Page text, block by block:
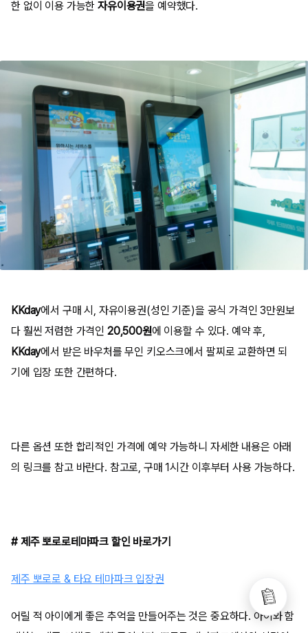
한 없이 이용 가능한자유이용권을 예약했다.
KKday에서 구매 시, 자유이용권(성인 기준)을 공식 가격인 3만원보
다 훨씬 저렴한 가격인 20,500원에 이용할 수 있다. 예약 후,
KKday에서 받은 바우처를 무인 키오스크에서 팔찌로 교환하면 되
기에 입장 또한 간편하다.
다른 옵션 또한 합리적인 가격에 예약 가능하니 자세한 내용은 아래
의 링크를 참고 바란다. 참고로, 구매 1시간 이후부터 사용 가능하다.
# 제주 뽀로로테마파크 할인 바로가기
제주 뽀로로 & 타요 테마파크 입장권
어릴 적 아이에게 좋은 추억을 만들어주는 것은 중요하다. 아이와 함